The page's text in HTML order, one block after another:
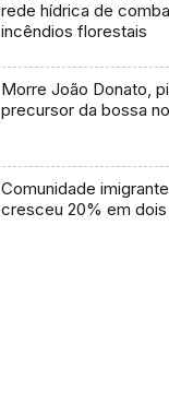
rede hídrica de
incêndios florestais
Morre João Donato,
precursor da bossa
Comunidade
cresceu 20% em dois